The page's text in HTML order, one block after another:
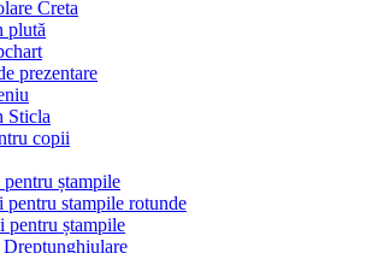
Creta
plută
prezentare
Sticla
copii
pentru ștampile
pentru stampile rotunde
pentru ștampile
Dreptunghiulare